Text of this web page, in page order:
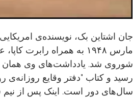
جان اشتاین بک، نویسنده‌ی
مارس ۱۹۴۸ به همراه
شوروی شد. یادداشت‌های وی همان
رسید و کتاب "دفتر وقایع روزانه‌ی
سال‌های دور است. اینک پس از نیم